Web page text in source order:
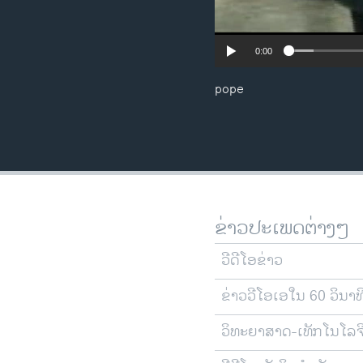
0:00
pope
ຂ່າວປະເພດຕ່າງໆ
ວີດີໂອຂ່າວ
ຂ່າວວີໂອເອໃນ 60 ວິນາ
ວິທະຍາສາດ-ເທັກໂນໂລ